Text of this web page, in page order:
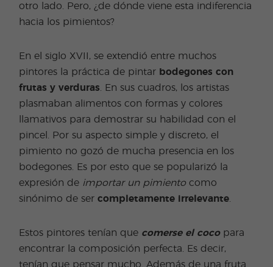
otro lado. Pero, ¿de dónde viene esta indiferencia
hacia los pimientos?
En el siglo XVII, se extendió entre muchos
pintores la práctica de pintar bodegones con
frutas y verduras . En sus cuadros, los artistas
plasmaban alimentos con formas y colores
llamativos para demostrar su habilidad con el
pincel. Por su aspecto simple y discreto, el
pimiento no gozó de mucha presencia en los
bodegones. Es por esto que se popularizó la
expresión de importar un pimiento como
sinónimo de sercompletamente irrelevante
Estos pintores tenían que comerse el cocopara
encontrar la composición perfecta. Es decir,
tenían que pensar mucho. Además de una fruta